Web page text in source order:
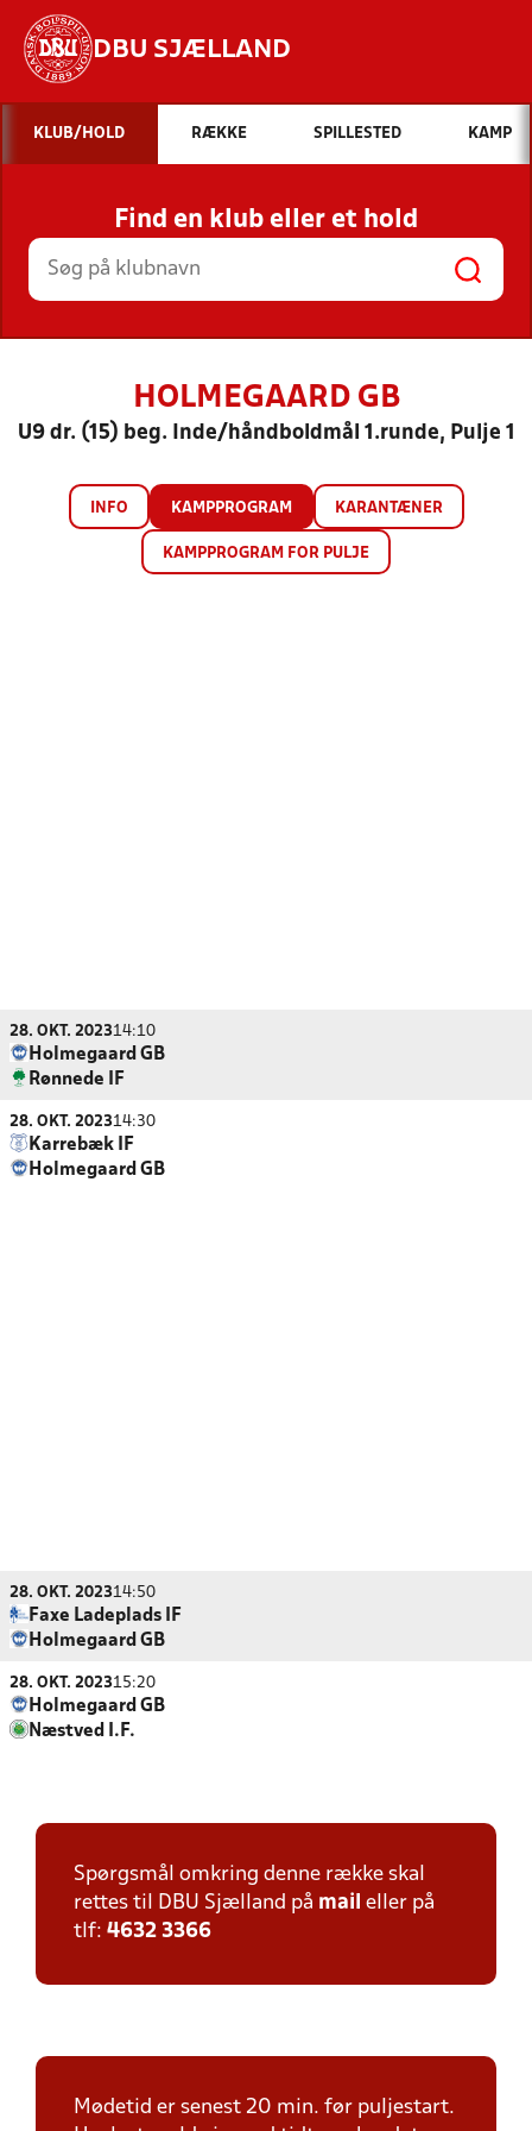
DBU SJÆLLAND
Hvad vil du søge efter?
INDHOLD OG NYHEDER
STILLINGER, RESULTATER, KLUBBER OG
HOLD
KLUB/HOLD RÆKKE SPILLESTED KAMP
Find en klub eller et hold
HOLMEGAARD GB
U9 dr. (15) beg. Inde/håndboldmål 1.runde, Pulje 1
INFO KAMPPROGRAM KARANTÆNER
KAMPPROGRAM FOR PULJE
28. OKT. 202314:10
Holmegaard GB
Rønnede IF
28. OKT. 202314:30
Karrebæk IF
Holmegaard GB
28. OKT. 202314:50
Faxe Ladeplads IF
Holmegaard GB
28. OKT. 202315:20
Holmegaard GB
Næstved I.F.
Spørgsmål omkring denne række skal
rettes til DBU Sjælland på mail eller på
tlf: 4632 3366
Mødetid er senest 20 min. før puljestart.